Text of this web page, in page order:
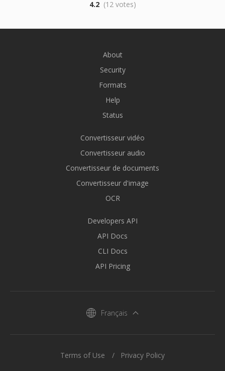
4.2 (12 votes)
About
Security
Formats
Help
Status
Convertisseur vidéo
Convertisseur audio
Convertisseur de documents
Convertisseur d'image
OCR
Developers API
API Docs
CLI Docs
API Pricing
Français
Terms of Use Privacy Policy